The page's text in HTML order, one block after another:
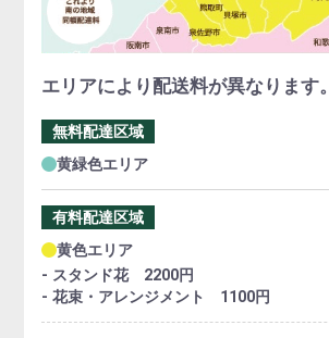
エリアにより配送料が異なります。
無料配達区域
黄緑色エリア
有料配達区域
黄色エリア
- スタンド花 2200円
- 花束・アレンジメント 1100円